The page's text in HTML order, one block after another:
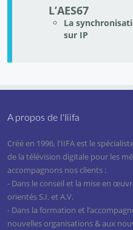
L’AES67
La
sur IP
A propos de l'Iiifa
Créé en 1996, l'IIFA est le
de la télévision digitale pour les
accompagnons nos clients :
- Dans le conseil et la mise en
orientés S.I. et A.V.
- Dans la formation et
nouvelles organisations & aux